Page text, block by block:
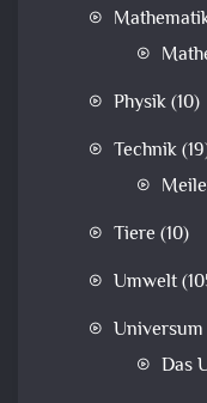
Physik(10)
Technik
Tiere (10)
Umwelt
Universum
Das